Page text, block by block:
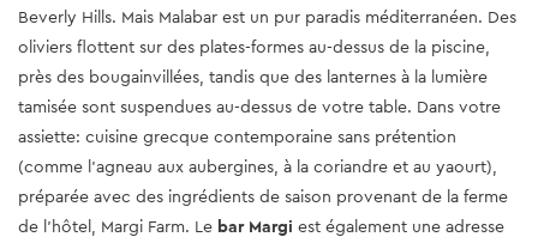
Beverly Hills. Mais Malabar est un pur paradis méditerranéen. Des
oliviers flottent sur des plates-formes au-dessus de la piscine,
près des bougainvillées, tandis que des lanternes à la lumière
tamisée sont suspendues au-dessus de votre table. Dans votre
assiette: cuisine grecque contemporaine sans prétention
(comme l’agneau aux aubergines, à la coriandre et au yaourt),
préparée avec des ingrédients de saison provenant de la ferme
de l’hôtel, Margi Farm. Le bar Margi est également une adresse